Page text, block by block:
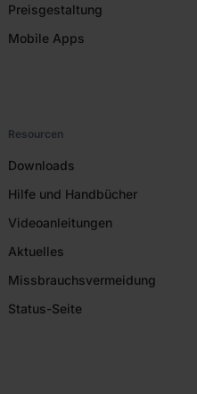
Preisgestaltung
Mobile Apps
Resourcen
Downloads
Hilfe und Handbücher
Videoanleitungen
Aktuelles
Missbrauchsvermeidung
Status-Seite